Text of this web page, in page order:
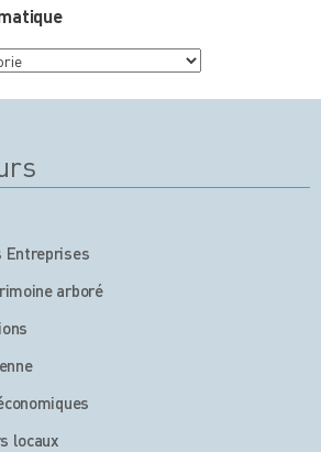
Entreprises
arboré
locaux